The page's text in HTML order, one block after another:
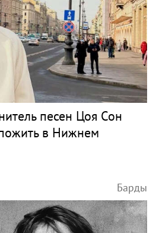
песен Цоя Сон
в Нижнем
Барды